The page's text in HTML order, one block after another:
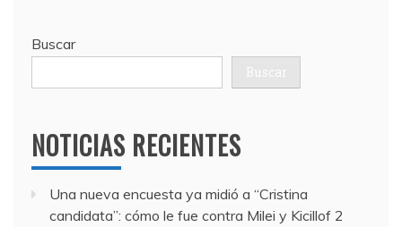
Buscar
Buscar
NOTICIAS RECIENTES
Una nueva encuesta ya midió a “Cristina
candidata”: cómo le fue contra Milei y Kicillof 2